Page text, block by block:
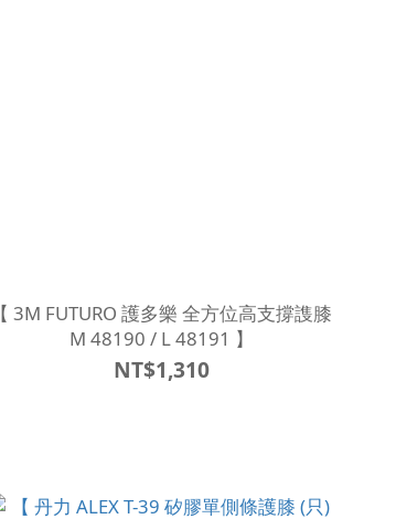
【 3M FUTURO 護多樂 全方位高支撐謢膝
M 48190 / L 48191 】
NT$1,310